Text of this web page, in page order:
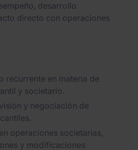
desarrollo
directo con operaciones
recurrente en materia de
y societario.
y negociación de
operaciones societarias,
y modificaciones